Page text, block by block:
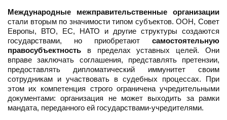
Международные межправительственные организации
стали вторым по значимости типом субъектов. ООН, Совет
Европы, ВТО, ЕС, НАТО и другие структуры создаются
государствами, но приобретают самостоятельную
правосубъектность в пределах уставных целей. Они
вправе заключать соглашения, представлять претензии,
предоставлять дипломатический иммунитет своим
сотрудникам и участвовать в судебных процессах. При
этом их компетенция строго ограничена учредительными
документами: организация не может выходить за рамки
мандата, переданного ей государствами-учредителями.